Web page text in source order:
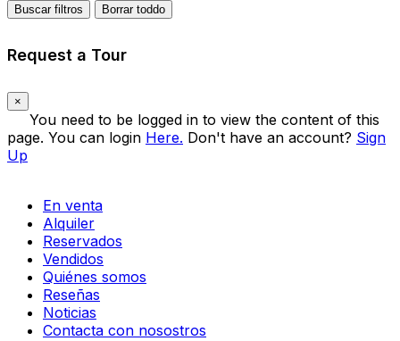
Buscar filtros Borrar toddo
Request a Tour
×
You need to be logged in to view the content of this
page. You can login Here. Don't have an account? Sign
Up
En venta
Alquiler
Reservados
Vendidos
Quiénes somos
Reseñas
Noticias
Contacta con nosostros